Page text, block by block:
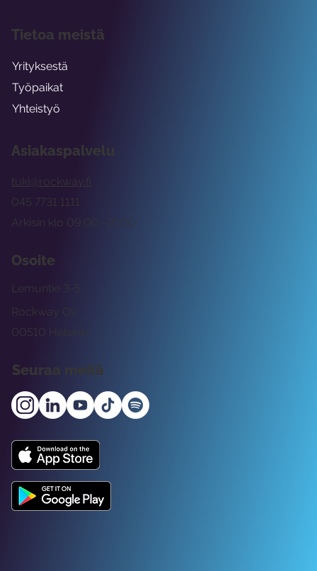
Asiakaspalvelu
tuki@rockway.fi
Arkisin klo 09:00 -15:00
045 7731 1111
Osoite
Rockway Oy
Lemuntie 3-5
00510 Helsinki
Seuraa meitä
Tietoa meistä
Yrityksestä
Työpaikat
Yhteistyö